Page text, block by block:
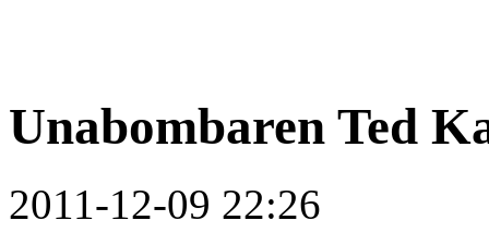
Unabombaren Ted
2011-12-09 22:26